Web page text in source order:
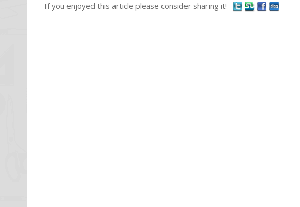
If you enjoyed this article please consider sharing it!